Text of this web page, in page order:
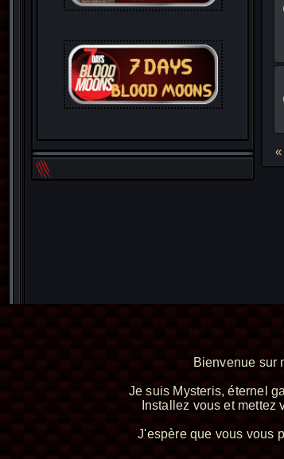
Bienvenue sur
Je suis Mysteris, éternel
Installez vous et mettez
J'espère que vous vous